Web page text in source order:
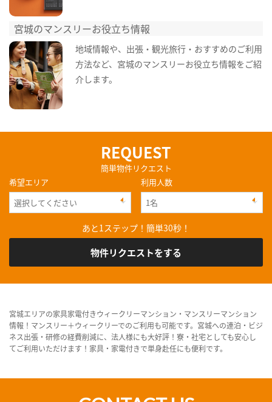
宮城のマンスリーお役立ち情報
地域情報や、出張・観光旅行・おすすめのご利用
方法など、宮城のマンスリーお役立ち情報をご紹
介します。
REQUEST
簡単物件リクエスト
希望エリア
利用人数
あと1ステップ！簡単30秒！
物件リクエストをする
宮城エリアの家具家電付きウィークリーマンション・マンスリーマンション
情報！マンスリー＋ウィークリーでのご利用も可能です。宮城への連泊・ビジ
ネス出張・研修の経費削減に、法人様にも大好評！寮・社宅としても安心し
てご利用いただけます！家具・家電付きで単身赴任にも便利です。